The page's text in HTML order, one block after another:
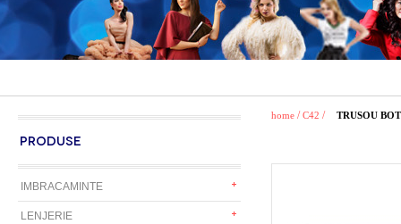
PRODUSE
IMBRACAMINTE
LENJERIE
home / C42 / TRUSOU